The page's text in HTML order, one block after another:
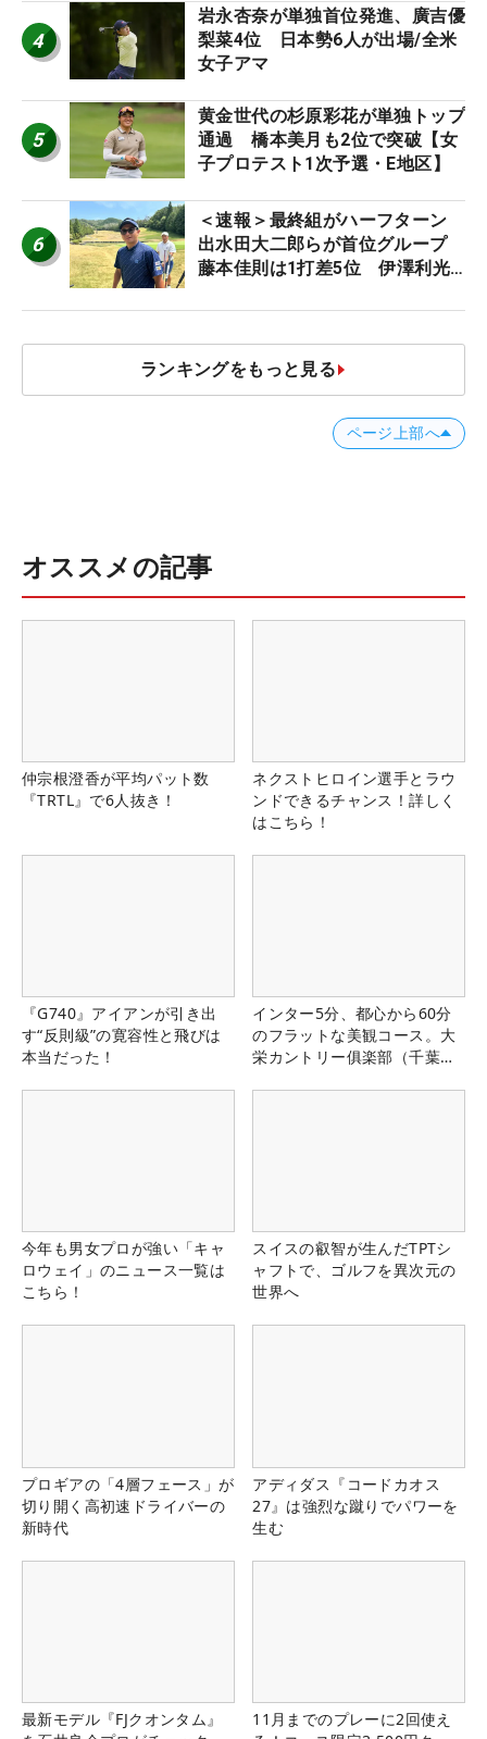
4
岩永杏奈が単独首位発進、廣吉優
梨菜4位 日本勢6人が出場/全米
女子アマ
5
黄金世代の杉原彩花が単独トップ
通過 橋本美月も2位で突破【女
子プロテスト1次予選・E地区】
6
＜速報＞最終組がハーフターン
出水田大二郎らが首位グループ
藤本佳則は1打差5位 伊澤利光
JOYX OPEN】
ランキングをもっと見る
ページ上部へ
オススメの記事
仲宗根澄香が平均パット数
『TRTL』で6人抜き！
ネクストヒロイン選手とラウ
ンドできるチャンス！詳しく
はこちら！
『G740』アイアンが引き出
す“反則級”の寛容性と飛びは
本当だった！
インター5分、都心から60分
のフラットな美観コース。大
栄カントリー俱楽部（千葉
今年も男女プロが強い「キャ
ロウェイ」のニュース一覧は
こちら！
スイスの叡智が生んだTPTシ
ャフトで、ゴルフを異次元の
世界へ
プロギアの「4層フェース」が
切り開く高初速ドライバーの
新時代
アディダス『コードカオス
27』は強烈な蹴りでパワーを
生む
最新モデル『FJクオンタム』
11月までのプレーに2回使え